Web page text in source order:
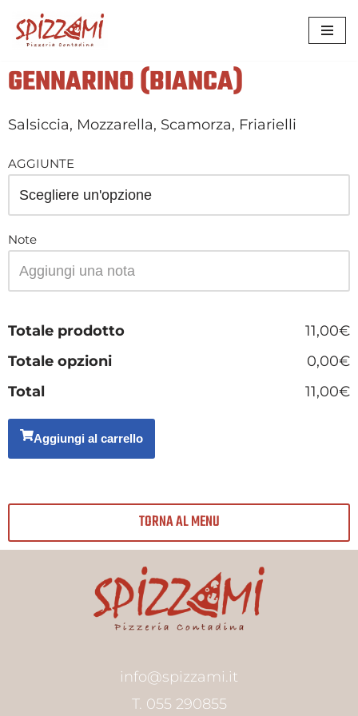
VAI
AL
CONTENUTO
GENNARINO (BIANCA)
Salsiccia, Mozzarella, Scamorza, Friarielli
AGGIUNTE
Note
Totale prodotto
11,00€
Totale opzioni
0,00€
Total
11,00€
Aggiungi al carrello
TORNA AL MENU
info@spizzami.it
T. 055 290855